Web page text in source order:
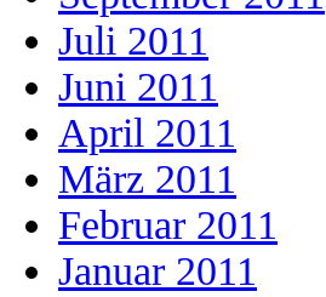
Juli 2011
Juni 2011
April 2011
März 2011
Februar 2011
Januar 2011